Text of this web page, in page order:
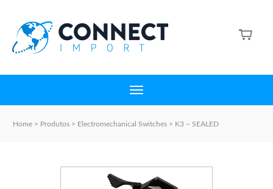
Home > Produtos > Electromechanical Switches > K3 – SEALED